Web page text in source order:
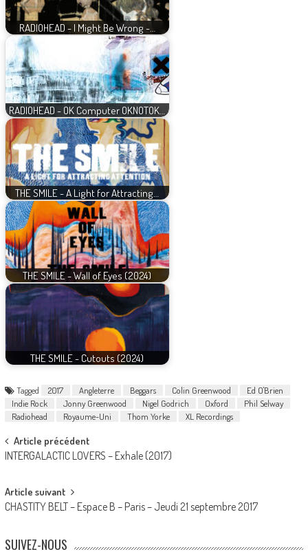
RADIOHEAD - I Might Be Wrong -…
RADIOHEAD - OK Computer OKNOTOK…
THE SMILE - A Light for Attracting…
THE SMILE - Wall of Eyes (2024)
THE SMILE - Cutouts (2024)
Tagged 2017 Angleterre Beggars Colin Greenwood
Ed O'Brien
Indie Rock
Jonny Greenwood Nigel Godrich Oxford
Phil Selway
Radiohead
Royaume-Uni Thom Yorke XL Recordings
Post
navigation
Article précédent
INTERGALACTIC LOVERS – Exhale (2017)
Article suivant
CHASTITY BELT – Espace B – Paris – Jeudi 21 septembre 2017
SUIVEZ-NOUS